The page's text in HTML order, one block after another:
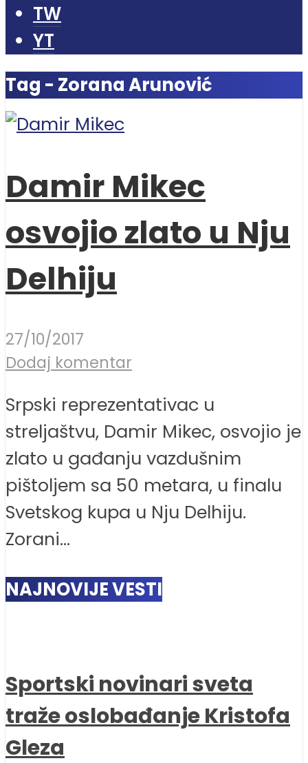
TW
YT
Tag - Zorana Arunović
Damir Mikec
osvojio zlato u Nju
Delhiju
27/10/2017
Dodaj komentar
Srpski reprezentativac u
streljaštvu, Damir Mikec, osvojio je
zlato u gađanju vazdušnim
pištoljem sa 50 metara, u finalu
Svetskog kupa u Nju Delhiju.
Zorani...
NAJNOVIJE VESTI
Sportski novinari sveta
traže oslobađanje Kristofa
Gleza